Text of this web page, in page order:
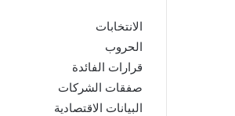
الانتخابات
الحروب
قرارات الفائدة
صفقات الشركات
البيانات الاقتصادية